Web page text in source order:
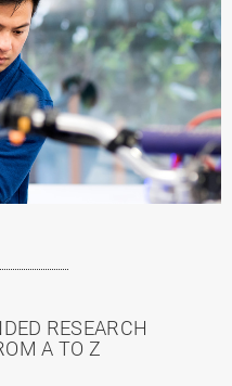
RESEARCH
A TO Z